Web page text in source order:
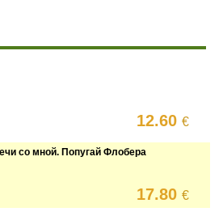
12.60€
со мной. Попугай Флобера
17.80€